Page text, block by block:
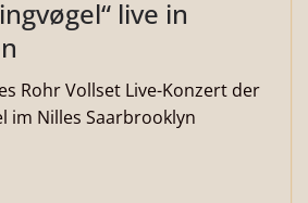
live in
Rohr Vollset Live-Konzert der
im Nilles Saarbrooklyn